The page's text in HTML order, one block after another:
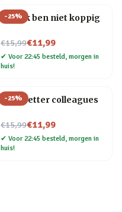
-25%
Mok Ik ben niet koppig
€15,99
Nu voor€11,99
✔ Voor 22:45 besteld, morgen in
huis!
-25%
Mok Better colleagues
€15,99
Nu voor€11,99
✔ Voor 22:45 besteld, morgen in
huis!